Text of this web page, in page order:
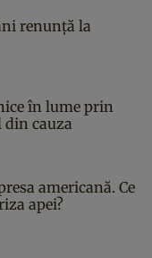
renunță la
în lume prin
cauza
americană. Ce
apei?